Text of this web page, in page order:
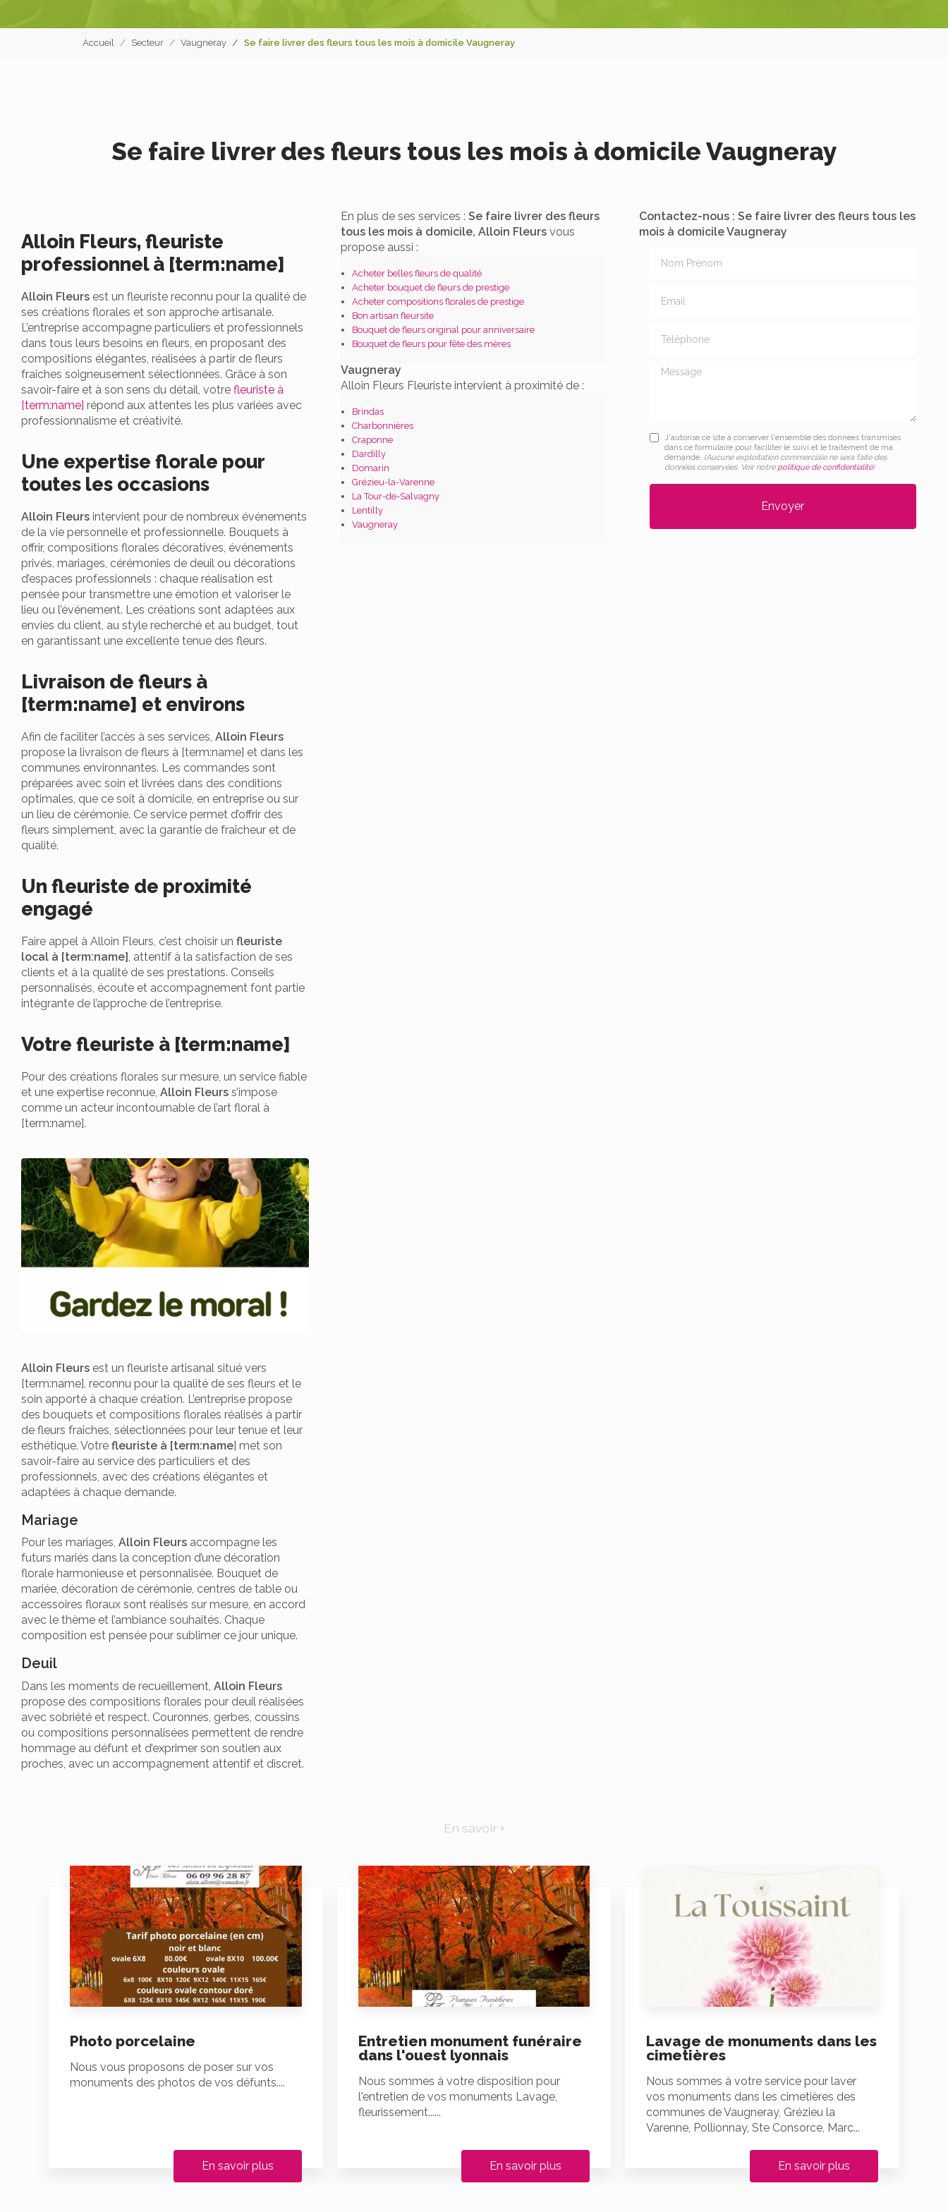
Accueil Secteur Vaugneray Se faire livrer des fleurs tous les mois à domicile Vaugneray
Se faire livrer des fleurs tous les mois à domicile Vaugneray
Alloin Fleurs, fleuriste
professionnel à [term:name]
Alloin Fleurs est un fleuriste reconnu pour la qualité de
ses créations florales et son approche artisanale.
L’entreprise accompagne particuliers et professionnels
dans tous leurs besoins en fleurs, en proposant des
compositions élégantes, réalisées à partir de fleurs
fraîches soigneusement sélectionnées. Grâce à son
savoir-faire et à son sens du détail, votre fleuriste à
[term:name] répond aux attentes les plus variées avec
professionnalisme et créativité.
Une expertise florale pour
toutes les occasions
Alloin Fleurs intervient pour de nombreux événements
de la vie personnelle et professionnelle. Bouquets à
offrir, compositions florales décoratives, événements
privés, mariages, cérémonies de deuil ou décorations
d’espaces professionnels : chaque réalisation est
pensée pour transmettre une émotion et valoriser le
lieu ou l’événement. Les créations sont adaptées aux
envies du client, au style recherché et au budget, tout
en garantissant une excellente tenue des fleurs.
Livraison de fleurs à
[term:name] et environs
Afin de faciliter l’accès à ses services, Alloin Fleurs
propose la livraison de fleurs à [term:name] et dans les
communes environnantes. Les commandes sont
préparées avec soin et livrées dans des conditions
optimales, que ce soit à domicile, en entreprise ou sur
un lieu de cérémonie. Ce service permet d’offrir des
fleurs simplement, avec la garantie de fraîcheur et de
qualité.
Un fleuriste de proximité
engagé
Faire appel à Alloin Fleurs, c’est choisir un fleuriste
local à [term:name], attentif à la satisfaction de ses
clients et à la qualité de ses prestations. Conseils
personnalisés, écoute et accompagnement font partie
intégrante de l’approche de l’entreprise.
Votre fleuriste à [term:name]
Pour des créations florales sur mesure, un service fiable
et une expertise reconnue, Alloin Fleurs s’impose
comme un acteur incontournable de l’art floral à
[term:name].
Alloin Fleurs est un fleuriste artisanal situé vers
[term:name], reconnu pour la qualité de ses fleurs et le
soin apporté à chaque création. L’entreprise propose
des bouquets et compositions florales réalisés à partir
de fleurs fraîches, sélectionnées pour leur tenue et leur
esthétique. Votre fleuriste à [term:name] met son
savoir-faire au service des particuliers et des
professionnels, avec des créations élégantes et
adaptées à chaque demande.
Mariage
Pour les mariages, Alloin Fleurs accompagne les
futurs mariés dans la conception d’une décoration
florale harmonieuse et personnalisée. Bouquet de
mariée, décoration de cérémonie, centres de table ou
accessoires floraux sont réalisés sur mesure, en accord
avec le thème et l’ambiance souhaités. Chaque
composition est pensée pour sublimer ce jour unique.
Deuil
Dans les moments de recueillement, Alloin Fleurs
propose des compositions florales pour deuil réalisées
avec sobriété et respect. Couronnes, gerbes, coussins
ou compositions personnalisées permettent de rendre
hommage au défunt et d’exprimer son soutien aux
proches, avec un accompagnement attentif et discret.
En plus de ses services : Se faire livrer des fleurs
tous les mois à domicile, Alloin Fleursvous
propose aussi :
Acheter belles fleurs de qualité
Acheter bouquet de fleurs de prestige
Acheter compositions florales de prestige
Bon artisan fleursite
Bouquet de fleurs original pour anniversaire
Bouquet de fleurs pour fête des mères
Vaugneray
Alloin Fleurs Fleuriste intervient à proximité de :
Brindas
Charbonnières
Craponne
Dardilly
Domarin
Grézieu-la-Varenne
La Tour-de-Salvagny
Lentilly
Vaugneray
Contactez-nous : Se faire livrer des fleurs tous les
mois à domicile Vaugneray
Message
J'autorise ce site à conserver l'ensemble des données transmises
dans ce formulaire pour faciliter le suivi et le traitement de ma
demande. (Aucune exploitation commerciale ne sera faite des
données conservées. Voir notre politique de confidentialité)
En savoir +
Photo porcelaine
Nous vous proposons de poser sur vos
monuments des photos de vos défunts....
En savoir plus
Entretien monument funéraire
dans l'ouest lyonnais
Nous sommes à votre disposition pour
l'entretien de vos monuments Lavage,
fleurissement......
En savoir plus
Lavage de monuments dans les
cimetières
Nous sommes à votre service pour laver
vos monuments dans les cimetières des
communes de Vaugneray, Grézieu la
Varenne, Pollionnay, Ste Consorce, Marc...
En savoir plus